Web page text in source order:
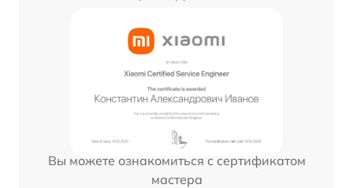
Вы можете ознакомиться с сертификатом
мастера